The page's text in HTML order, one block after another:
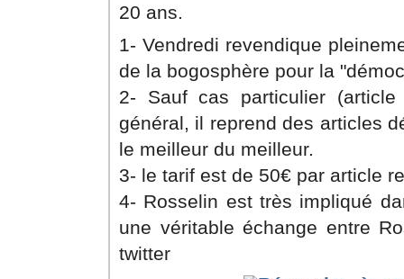
20 ans.
1- Vendredi revendique
de la bogosphère pour la
2- Sauf cas particulier
général, il reprend des articles
le meilleur du meilleur.
3- le tarif est de 50€ par article
4- Rosselin est très impliqué
une véritable échange entre
twitter